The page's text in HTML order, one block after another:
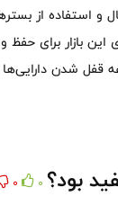
و استفاده از
این بازار برای
قفل شدن دارایی‌ها
بود؟ 0
0